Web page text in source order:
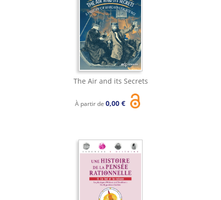
The Air and its Secrets
À partir de 0,00 €